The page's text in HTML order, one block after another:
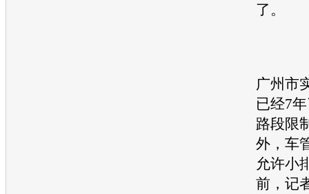
了。
广州市
已经7
路段限
外，车
允许小
前，记